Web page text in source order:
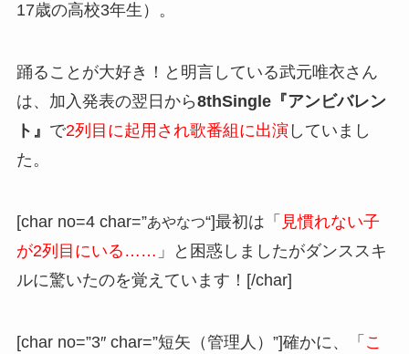
17歳の高校3年生）。
踊ることが大好き！と明言している武元唯衣さん
は、加入発表の翌日から8thSingle『アンビバレン
ト』 で2列目に起用され歌番組に出演 していまし
た。
[char no=4 char=”あやなつ“]最初は「 見慣れない子
が2列目にいる…… 」と困惑しましたがダンススキ
ルに驚いたのを覚えています！[/char]
[char no=”3″ char=”短矢（管理人）”]確かに、「 こ